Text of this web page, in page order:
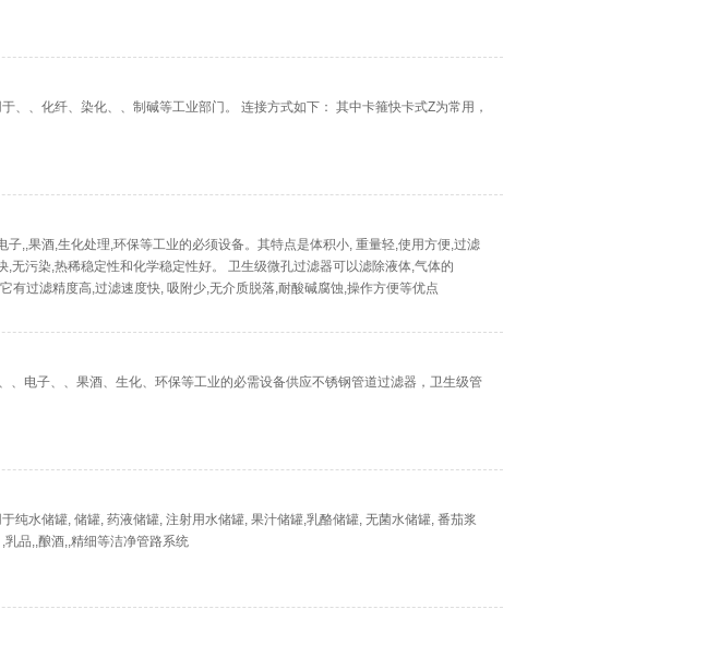
、、化纤、染化、、制碱等工业部门。 连接方式如下： 其中卡箍快卡式Z为常用，
子,,果酒,生化处理,环保等工业的必须设备。其特点是体积小, 重量轻,使用方便,过滤
,无污染,热稀稳定性和化学稳定性好。 卫生级微孔过滤器可以滤除液体,气体的
有过滤精度高,过滤速度快, 吸附少,无介质脱落,耐酸碱腐蚀,操作方便等优点
、电子、、果酒、生化、环保等工业的必需设备供应不锈钢管道过滤器，卫生级管
纯水储罐, 储罐, 药液储罐, 注射用水储罐, 果汁储罐,乳酪储罐, 无菌水储罐, 番茄浆
品,,酿酒,,精细等洁净管路系统